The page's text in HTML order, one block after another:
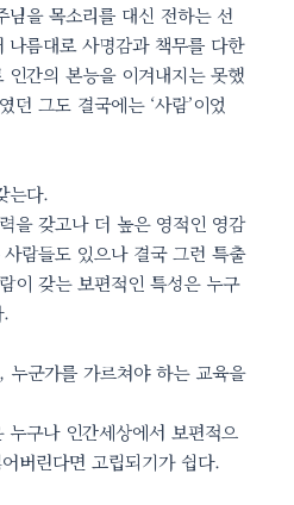
님을 목소리를 대신 전하는 선
나름대로 사명감과 책무를 다한
인간의 본능을 이겨내지는 못했
던 그도 결국에는 ‘사람’이었
는다.
을 갖고나 더 높은 영적인 영감
람들도 있으나 결국 그런 특출
이 갖는 보편적인 특성은 누구
.
군가를 가르쳐야 하는 교육을
누구나 인간세상에서 보편적으
버린다면 고립되기가 쉽다.